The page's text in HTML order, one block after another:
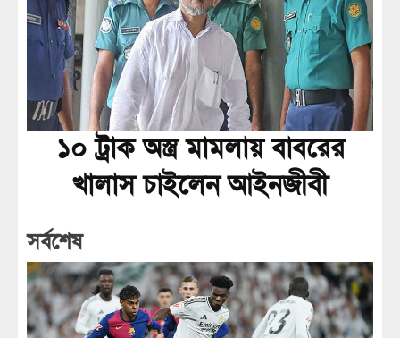
১০ ট্রাক অস্ত্র মামলায় বাবরের
খালাস চাইলেন আইনজীবী
সর্বশেষ